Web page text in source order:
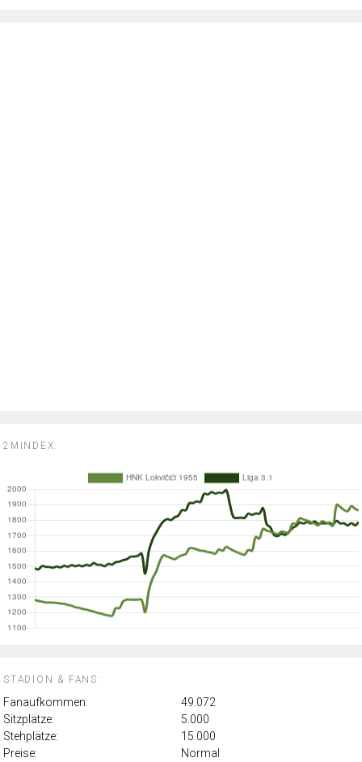
2MINDEX:
STADION & FANS:
Fanaufkommen:
49.072
Sitzplätze:
5.000
Stehplätze:
15.000
Preise:
Normal